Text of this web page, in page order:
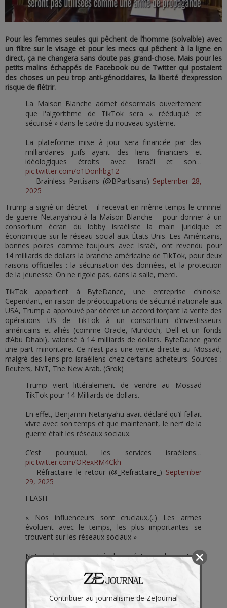
Pour les femmes seules qui pêchent de l’homme (solvalble) avec
un filtre sur le visage et pour les mecs qui pêchent à la ligne en
direct, ça ne changera sans doute pas grand-chose. Mais pour les
petits malins échappés de Facebook ou de Twitter qui postaient
des choses un peu trop anti-génocidaires, la liberté d’expression
risque de flétrir.
La Maison Blanche admet désormais ouvertement
que l'algorithme de TikTok sera « rééduqué et
sécurisé » dans le cadre du nouveau système.
La plateforme mise à jour sera financée par des
milliardaires juifs ayant des liens financiers et
idéologiques étroits avec Israël et son…
pic.twitter.com/o1Donhbg12
— Brainless Partisans (@BPartisans) September 28,
2025
Trump a signé un décret – il recevait en même temps le criminel
de guerre Netanyahou à la Maison-Blanche – pour donner à un
consortium écran du lobby israéliste la main juridique et
économique sur le réseau social aux États-Unis. Les Américains,
bonnes poires comme toujours avec Israël, ont revendu pour
14 milliards de dollars la branche américaine de TikTok, pour deux
raisons officielles : la sécurisation des données, et la protection
de la jeunesse. On ne rigole pas, dans la salle, merci.
TikTok appartient à ByteDance, une entreprise chinoise.
Cependant, en raison de préoccupations de sécurité nationale aux
USA, Trump a approuvé par décret un accord forçant la vente des
opérations US de TikTok à un consortium d’investisseurs
américains et alliés (comme Oracle, Murdoch, Dell et un fonds
d’Abu Dhabi), valorisé à 14 milliards de dollars. ByteDance garde
une part minoritaire. Ce n’est pas une vente directe au Mossad,
malgré des liens pro-israéliens chez certains acheteurs. Sources :
Reuters, NYT, The New Arab. (Grok)
Trump vient littéralement de vendre au Mossad
TikTok pour 14 Milliards de dollars.
En effet, Benjamin Netanyahu avait déclaré qu’il fallait
vivre avec son temps et que maintenant, le nerf de la
guerre était les réseaux sociaux.
C’est pourquoi, les services israéliens…
pic.twitter.com/ORexRM4Ckh
— Réfractaire le retour (@_Refractaire_) September
29, 2025
FLASH
« Nos influenceurs sont cruciaux,(..) Les armes
évoluent avec le temps, les plus importantes se
trouvent sur les réseaux sociaux »
Netanyahu a rencontré des créateurs de contenu
américains pour souligner l’importance de faire de la
propagande en faveur d’Israël.
pic.twitter.com/HbiOLrFV1M
— Citizen Média (@CitizenMediaFR) September 27,
Contribuer au journalisme de ZeJournal